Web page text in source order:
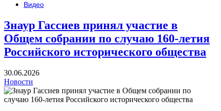
Видео
Знаур Гассиев принял участие в
Общем собрании по случаю 160-летия
Российского исторического общества
30.06.2026
Новости